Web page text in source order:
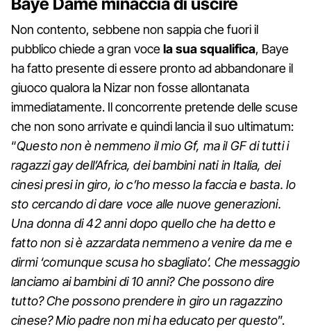
Non contento, sebbene non sappia che fuori il
pubblico chiede a gran vocela sua squalifica, Baye
ha fatto presente di essere pronto ad abbandonare il
giuoco qualora la Nizar non fosse allontanata
immediatamente. Il concorrente pretende delle scuse
che non sono arrivate e quindi lancia il suo ultimatum:
“Questo non è nemmeno il mio Gf, ma il GF di tutti i
ragazzi gay dell’Africa, dei bambini nati in Italia, dei
cinesi presi in giro, io c’ho messo la faccia e basta. Io
sto cercando di dare voce alle nuove generazioni.
Una donna di 42 anni dopo quello che ha detto e
fatto non si è azzardata nemmeno a venire da me e
dirmi ‘comunque scusa ho sbagliato’. Che messaggio
lanciamo ai bambini di 10 anni? Che possono dire
tutto? Che possono prendere in giro un ragazzino
cinese? Mio padre non mi ha educato per questo”.